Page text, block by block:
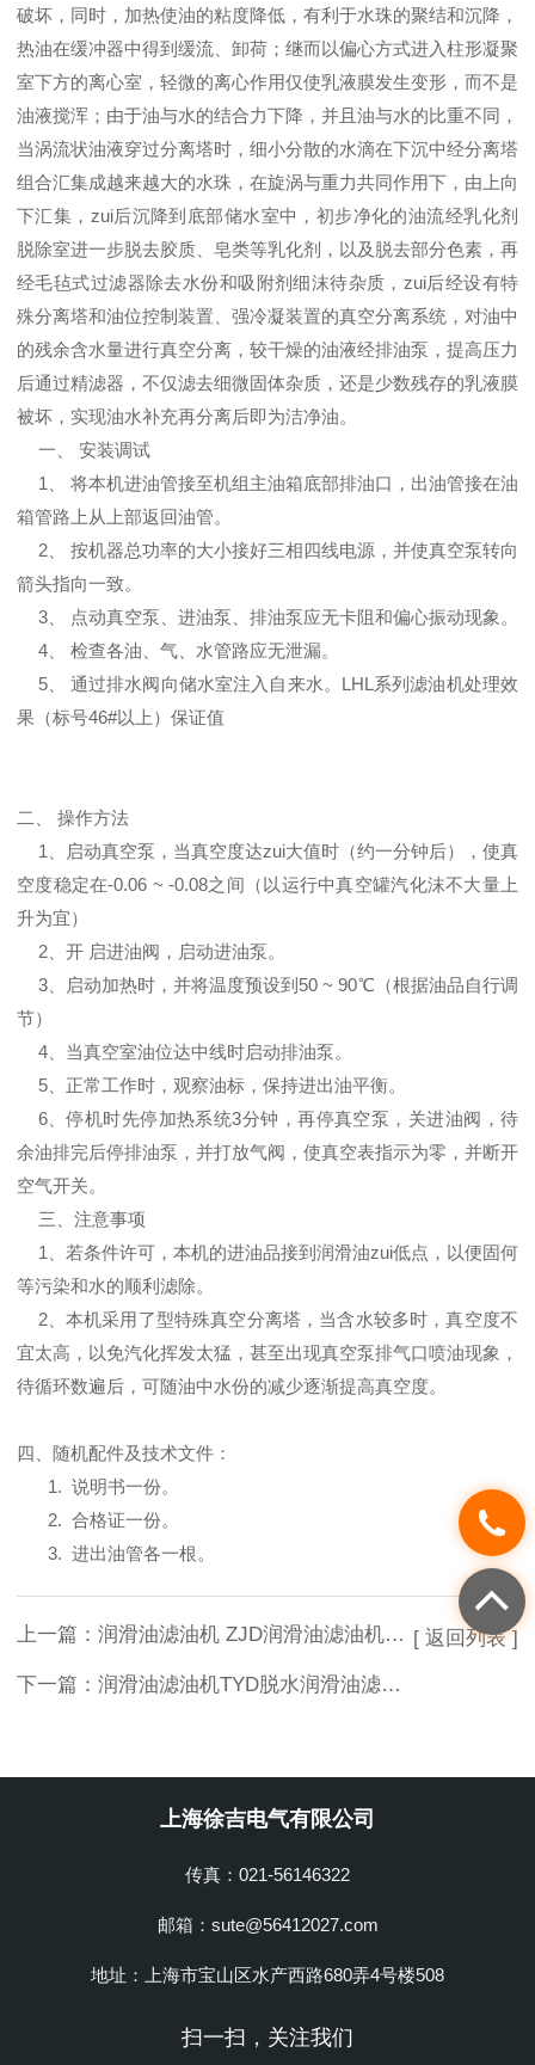
破坏，同时，加热使油的粘度降低，有利于水珠的聚结和沉降，
热油在缓冲器中得到缓流、卸荷；继而以偏心方式进入柱形凝聚
室下方的离心室，轻微的离心作用仅使乳液膜发生变形，而不是
油液搅浑；由于油与水的结合力下降，并且油与水的比重不同，
当涡流状油液穿过分离塔时，细小分散的水滴在下沉中经分离塔
组合汇集成越来越大的水珠，在旋涡与重力共同作用下，由上向
下汇集，zui后沉降到底部储水室中，初步净化的油流经乳化剂
脱除室进一步脱去胶质、皂类等乳化剂，以及脱去部分色素，再
经毛毡式过滤器除去水份和吸附剂细沫待杂质，zui后经设有特
殊分离塔和油位控制装置、强冷凝装置的真空分离系统，对油中
的残余含水量进行真空分离，较干燥的油液经排油泵，提高压力
后通过精滤器，不仅滤去细微固体杂质，还是少数残存的乳液膜
被坏，实现油水补充再分离后即为洁净油。
一、 安装调试
1、 将本机进油管接至机组主油箱底部排油口，出油管接在油
箱管路上从上部返回油管。
2、 按机器总功率的大小接好三相四线电源，并使真空泵转向
箭头指向一致。
3、 点动真空泵、进油泵、排油泵应无卡阻和偏心振动现象。
4、 检查各油、气、水管路应无泄漏。
5、 通过排水阀向储水室注入自来水。LHL系列滤油机处理效
果（标号46#以上）保证值
二、 操作方法
1、启动真空泵，当真空度达zui大值时（约一分钟后），使真
空度稳定在-0.06 ~ -0.08之间（以运行中真空罐汽化沫不大量上
升为宜）
2、开 启进油阀，启动进油泵。
3、启动加热时，并将温度预设到50 ~ 90℃（根据油品自行调
节）
4、当真空室油位达中线时启动排油泵。
5、正常工作时，观察油标，保持进出油平衡。
6、停机时先停加热系统3分钟，再停真空泵，关进油阀，待
余油排完后停排油泵，并打放气阀，使真空表指示为零，并断开
空气开关。
三、注意事项
1、若条件许可，本机的进油品接到润滑油zui低点，以便固何
等污染和水的顺利滤除。
2、本机采用了型特殊真空分离塔，当含水较多时，真空度不
宜太高，以免汽化挥发太猛，甚至出现真空泵排气口喷油现象，
待循环数遍后，可随油中水份的减少逐渐提高真空度。
四、随机配件及技术文件：
1. 说明书一份。
2. 合格证一份。
3. 进出油管各一根。
上一篇： 润滑油滤油机 ZJD润滑油滤油机 TYA系列润滑油滤油机
下一篇： 润滑油滤油机TYD脱水润滑油滤油机高黏度润滑油滤油机
[ 返回列表 ]
上海徐吉电气有限公司
传真：021-56146322
邮箱：sute@56412027.com
地址：上海市宝山区水产西路680弄4号楼508
扫一扫，关注我们